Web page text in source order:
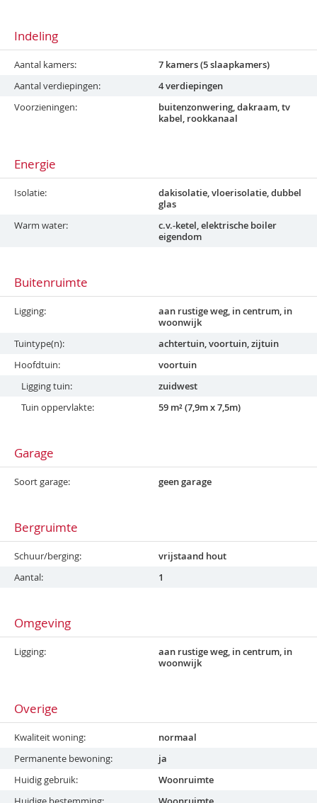
Indeling
Aantal kamers
7 kamers (5 slaapkamers)
Aantal verdiepingen
4 verdiepingen
Voorzieningen
buitenzonwering, dakraam, tv
kabel, rookkanaal
Energie
Isolatie
dakisolatie, vloerisolatie, dubbel
glas
Warm water
c.v.-ketel, elektrische boiler
eigendom
Buitenruimte
Ligging
aan rustige weg, in centrum, in
woonwijk
Tuintype(n)
achtertuin, voortuin, zijtuin
Hoofdtuin
voortuin
Ligging tuin
zuidwest
Tuin oppervlakte
59 m² (7,9m x 7,5m)
Garage
Soort garage geen garage
Bergruimte
Schuur/berging
vrijstaand hout
Aantal
1
Omgeving
Ligging
aan rustige weg, in centrum, in
woonwijk
Overige
Kwaliteit woning
normaal
Permanente bewoning
ja
Huidig gebruik
Woonruimte